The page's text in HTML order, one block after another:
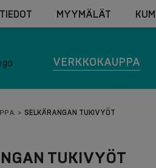
MYYMÄLÄT
VERKKOKAUPPA
SELKÄRANGAN TUKIVYÖT
TUKIVYÖT